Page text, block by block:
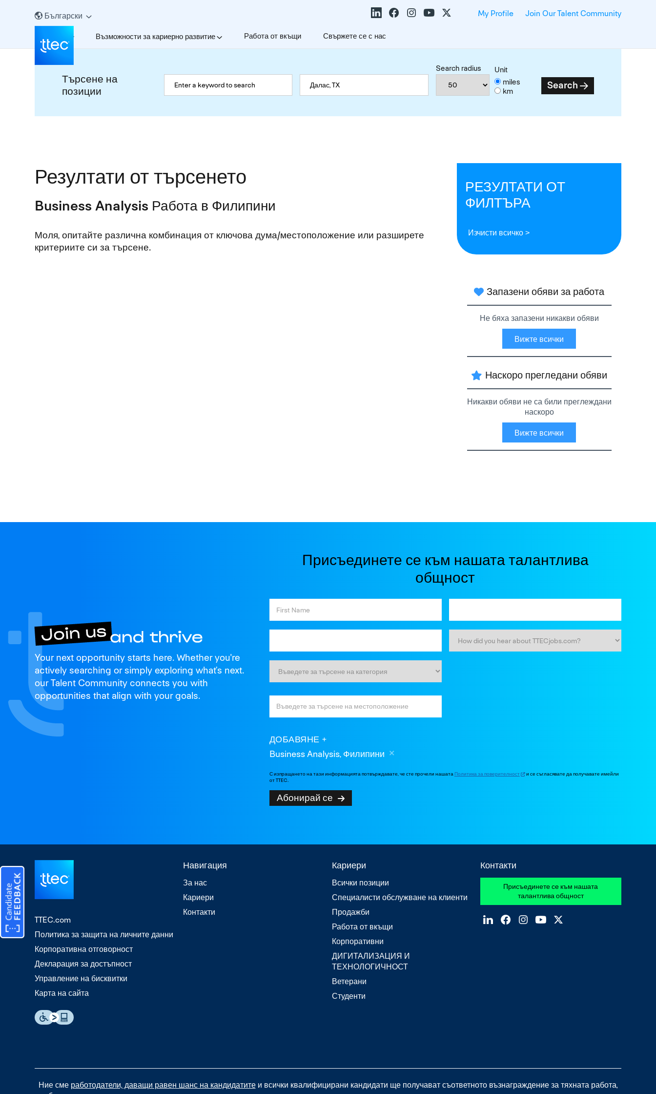
Български My Profile Join Our Talent Community
За нас Възможности за кариерно развитие Работа от вкъщи Свържете се с нас
Търсене на
позиции
Search radius
Unit
miles
km
Search
Резултати от търсенето
Business Analysis Работа в Филипини
Моля, опитайте различна комбинация от ключова дума/местоположение или разширете
критериите си за търсене.
РЕЗУЛТАТИ ОТ
ФИЛТЪРА
Изчисти всичко >
Запазени обяви за работа
Не бяха запазени никакви обяви
Вижте всички
Наскоро прегледани обяви
Никакви обяви не са били преглеждани
наскоро
Вижте всички
Join us
and thrive
Your next opportunity starts here. Whether you're
actively searching or simply exploring what’s next.
our Talent Community connects you with
opportunities that align with your goals.
Присъединете се към нашата талантлива
общност
ДОБАВЯНЕ
Business Analysis, Филипини
С изпращането на тази информацията потвърждавате, че сте прочели нашата Политика за поверителност
и се съгласявате да получавате имейли
от TTEC.
Абонирай се
TTEC.com
Политика за защита на личните данни
Корпоративна отговорност
Декларация за достъпност
Управление на бисквитки
Карта на сайта
Навигация
За нас
Кариери
Контакти
Кариери
Всички позиции
Специалисти обслужване на клиенти
Продажби
Работа от вкъщи
Корпоративни
ДИГИТАЛИЗАЦИЯ И
ТЕХНОЛОГИЧНОСТ
Ветерани
Студенти
Контакти
Присъединете се към нашата
талантлива общност
Ние сме работодатели, даващи равен шанс на кандидатитеи всички квалифицирани кандидати ще получават съответното възнаграждение за тяхната работа,